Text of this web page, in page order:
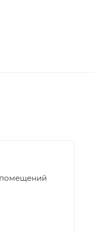
помещений